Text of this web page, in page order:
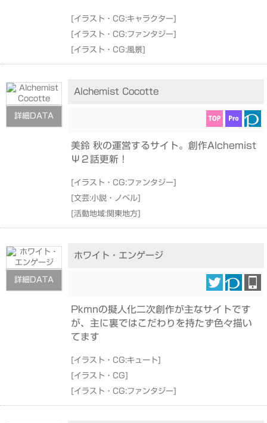
[イラスト・CG:キャラクター]
[イラスト・CG:ファンタジー]
[イラスト・CG:風景]
詳細DATA
Alchemist Cocotte
美鈴 秋の運営するサイト。創作Alchemist
Ψ２話更新！
[イラスト・CG:ファンタジー]
[文芸:小説・ノベル]
[活動地域:関東地方]
詳細DATA
ホワイト・エンゲージ
Pkmnの擬人化二次創作が主なサイトです
が、主に裏ではこだわりを持たず色々描い
てます
[イラスト・CG:キュート]
[イラスト・CG]
[イラスト・CG:ファンタジー]